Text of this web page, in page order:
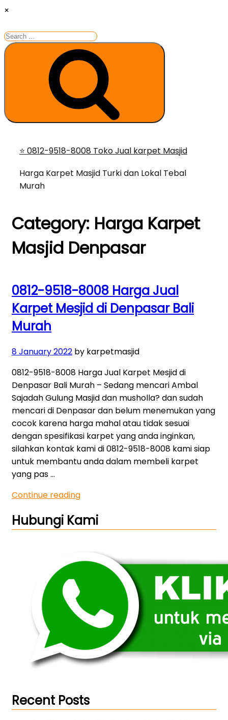
×
Search
for:
Search
content
⭐ 0812-9518-8008 Toko Jual karpet Masjid
Harga Karpet Masjid Turki dan Lokal Tebal
Murah
Category: Harga Karpet
Masjid Denpasar
0812-9518-8008 Harga Jual
Karpet Mesjid di Denpasar Bali
Murah
Posted
8 January 2022 by karpetmasjid
0812-9518-8008 Harga Jual Karpet Mesjid di
Denpasar Bali Murah – Sedang mencari Ambal
Sajadah Gulung Masjid dan musholla? dan sudah
mencari di Denpasar dan belum menemukan yang
cocok karena harga mahal atau tidak sesuai
dengan spesifikasi karpet yang anda inginkan,
silahkan kontak kami di 0812-9518-8008 kami siap
untuk membantu anda dalam membeli karpet
yang pas …
Continue reading“0812-
8008
Harga
Karpet
Bali
Murah”
Hubungi Kami
Recent Posts